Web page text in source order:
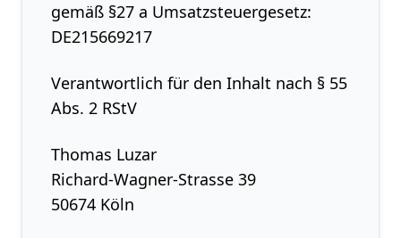
gemäß §27 a Umsatzsteuergesetz:
DE215669217
Verantwortlich für den Inhalt nach § 55
Abs. 2 RStV
Thomas Luzar
Richard-Wagner-Strasse 39
50674 Köln